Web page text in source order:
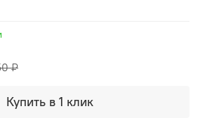
₽
Купить в 1 клик